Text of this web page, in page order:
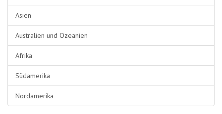
Asien
Australien und Ozeanien
Afrika
Südamerika
Nordamerika